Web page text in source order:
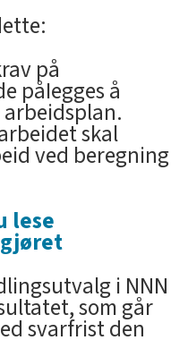
på
påIegges å
skal
ved beregning
lese
i NNN
som går
svarfrist den